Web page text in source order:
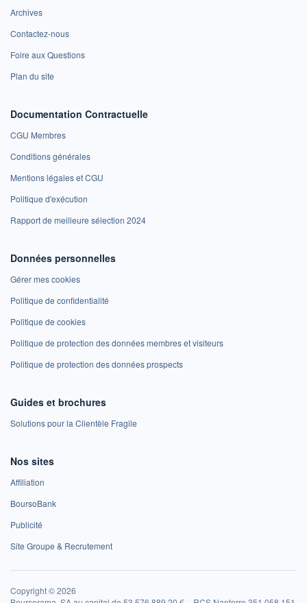
Archives
Contactez-nous
Foire aux Questions
Plan du site
Documentation Contractuelle
CGU Membres
Conditions générales
Mentions légales et CGU
Politique d'exécution
Rapport de meilleure sélection 2024
Données personnelles
Gérer mes cookies
Politique de confidentialité
Politique de cookies
Politique de protection des données membres et visiteurs
Politique de protection des données prospects
Guides et brochures
Solutions pour la Clientèle Fragile
Nos sites
Affiliation
BoursoBank
Publicité
Site Groupe & Recrutement
Copyright © 2026